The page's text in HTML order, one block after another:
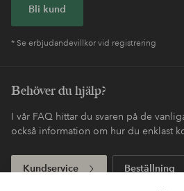
Bli kund
* Se erbjudandevillkor vid registrering
Behöver du hjälp?
I vår FAQ hittar du svaren på de
också information om hur du enklast
Kundservice Beställning